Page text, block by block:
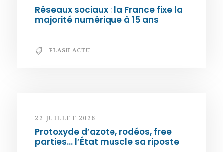
Réseaux sociaux : la France fixe la
majorité numérique à 15 ans
FLASH ACTU
22 JUILLET 2026
Protoxyde d’azote, rodéos, free
parties… l’État muscle sa riposte